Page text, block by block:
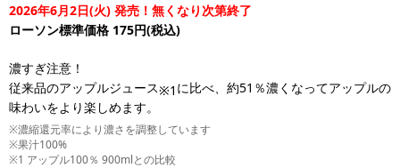
2026年6月2日(火) 発売！無くなり次第終了
ローソン標準価格 175円(税込)
濃すぎ注意！
従来品のアップルジュース※1 に比べ、約51％濃くなってアップルの
味わいをより楽しめます。
※濃縮還元率により濃さを調整しています
※果汁100%
※1 アップル100％ 900mlとの比較